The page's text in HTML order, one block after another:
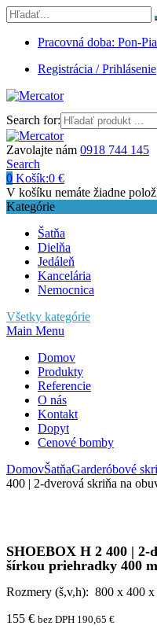
Pracovná doba: Pon-
Registrácia / Prihlásenie
Search for:
Zavolajte nám 0918 744 145
Search
0 Košík:0 €
V košíku nemáte žiadne
Kategórie
Šatňa
Dielňa
Jedáleň
Kancelária
Nemocnica
Všetky kategórie
Main Menu
Domov
Produkty
Referencie
O nás
Kontakt
Dopyt
Cenové bomby
DomovŠatňaGarderóbové
400 | 2-dverová skriňa na
SHOEBOX H 2 400 | 2-
šírkou priehradky 400
Rozmery (š,v,h): 800 x 400 x
155 € bez DPH 190,65 €